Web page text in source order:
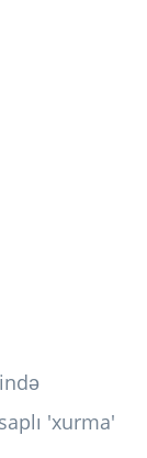
'xurma'